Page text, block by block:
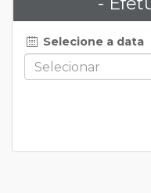
Selecione a data